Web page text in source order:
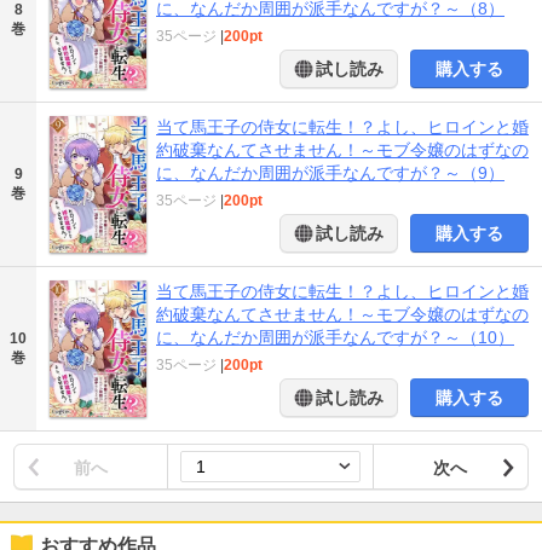
8
巻
に、なんだか周囲が派手なんですが？～（8）
35ページ |200pt
試し読み 購入する
9
巻
当て馬王子の侍女に転生！？よし、ヒロインと婚
約破棄なんてさせません！～モブ令嬢のはずなの
に、なんだか周囲が派手なんですが？～（9）
35ページ |200pt
試し読み 購入する
10
巻
当て馬王子の侍女に転生！？よし、ヒロインと婚
約破棄なんてさせません！～モブ令嬢のはずなの
に、なんだか周囲が派手なんですが？～（10）
35ページ |200pt
試し読み 購入する
前へ 次へ
おすすめ作品